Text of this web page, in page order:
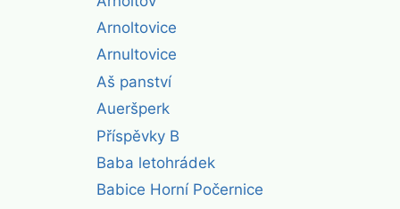
Arnoltovice
Arnultovice
Aš panství
Aueršperk
Příspěvky B
Baba letohrádek
Babice Horní Počernice